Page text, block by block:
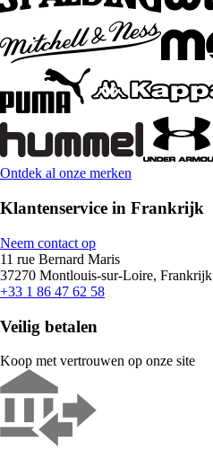
Ontdek al onze merken
Klantenservice in Frankrijk
Neem contact op
11 rue Bernard Maris
37270 Montlouis-sur-Loire, Frankrijk
+33 1 86 47 62 58
Veilig betalen
Koop met vertrouwen op onze site